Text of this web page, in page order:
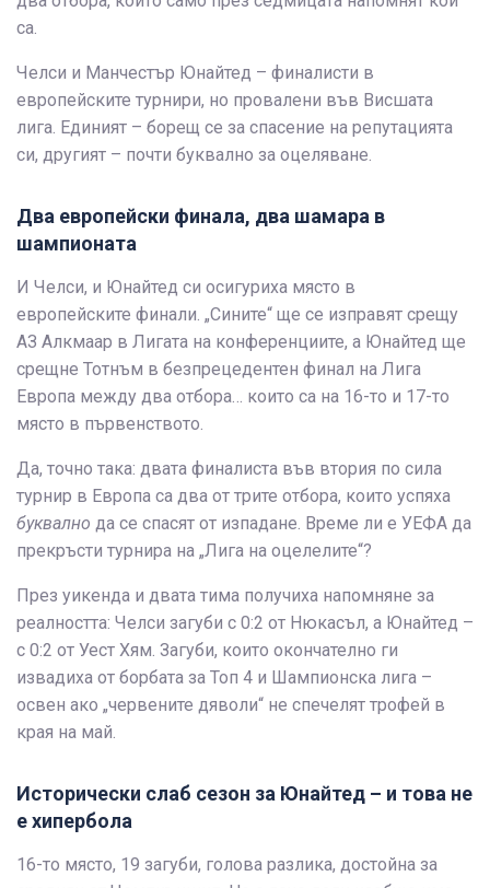
са.
Челси и Манчестър Юнайтед – финалисти в
европейските турнири, но провалени във Висшата
лига. Единият – борещ се за спасение на репутацията
си, другият – почти буквално за оцеляване.
Два европейски финала, два шамара в
шампионата
И Челси, и Юнайтед си осигуриха място в
европейските финали. „Сините“ ще се изправят срещу
АЗ Алкмаар в Лигата на конференциите, а Юнайтед ще
срещне Тотнъм в безпрецедентен финал на Лига
Европа между два отбора… които са на 16-то и 17-то
място в първенството.
Да, точно така: двата финалиста във втория по сила
турнир в Европа са два от трите отбора, които успяха
буквално да се спасят от изпадане. Време ли е УЕФА да
прекръсти турнира на „Лига на оцелелите“?
През уикенда и двата тима получиха напомняне за
реалността: Челси загуби с 0:2 от Нюкасъл, а Юнайтед –
с 0:2 от Уест Хям. Загуби, които окончателно ги
извадиха от борбата за Топ 4 и Шампионска лига –
освен ако „червените дяволи“ не спечелят трофей в
края на май.
Исторически слаб сезон за Юнайтед – и това не
е хипербола
16-то място, 19 загуби, голова разлика, достойна за